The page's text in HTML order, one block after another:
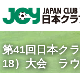
第41回日本ク
18）大会 ラ